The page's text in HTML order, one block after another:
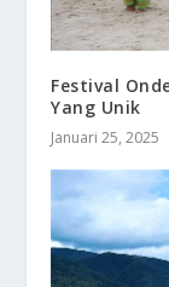
Festival
Yang Unik
Januari 25, 2025